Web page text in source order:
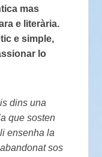
mas
e literària.
e simple,
lo
dins una
que sosten
ensenha la
sos